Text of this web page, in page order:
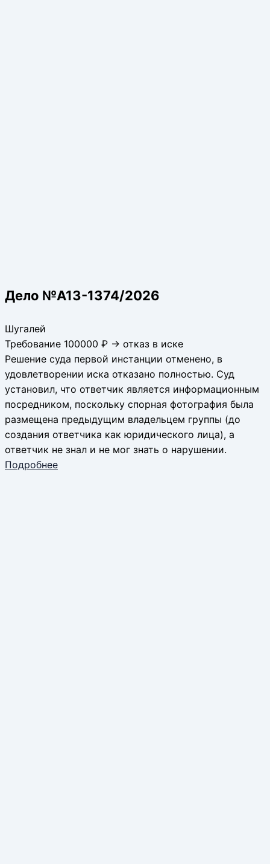
Дело №А13-1374/2026
Шугалей
Требование 100000 ₽ → отказ в иске
Решение суда первой инстанции отменено, в
удовлетворении иска отказано полностью. Суд
установил, что ответчик является информационным
посредником, поскольку спорная фотография была
размещена предыдущим владельцем группы (до
создания ответчика как юридического лица), а
ответчик не знал и не мог знать о нарушении.
Подробнее